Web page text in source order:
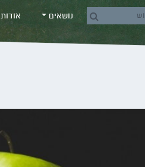
Search icons
נושאים אודות